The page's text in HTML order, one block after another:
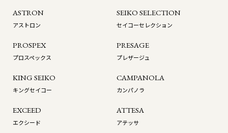
ASTRON
アストロン
SEIKO SELECTION
セイコーセレクション
PROSPEX
プロスペックス
PRESAGE
プレザージュ
KING SEIKO
キングセイコー
CAMPANOLA
カンパノラ
EXCEED
エクシード
ATTESA
アテッサ